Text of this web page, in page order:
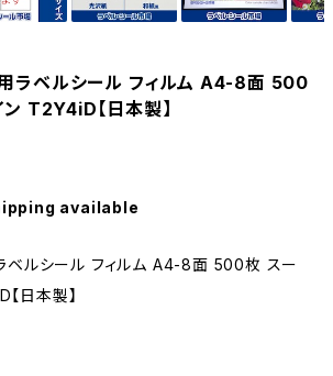
用ラベルシール フィルム A4-8面 500
T2Y4iD【日本製】
available
ベルシール フィルム A4-8面 500枚 スー
日本製】